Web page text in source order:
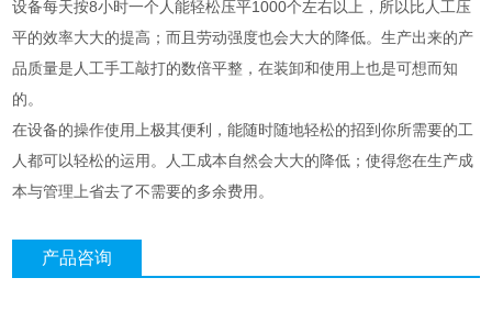
设备每天按8小时一个人能轻松压平1000个左右以上，所以比人工压
平的效率大大的提高；而且劳动强度也会大大的降低。生产出来的产
品质量是人工手工敲打的数倍平整，在装卸和使用上也是可想而知
的。
在设备的操作使用上极其便利，能随时随地轻松的招到你所需要的工
人都可以轻松的运用。人工成本自然会大大的降低；使得您在生产成
本与管理上省去了不需要的多余费用。
产品咨询